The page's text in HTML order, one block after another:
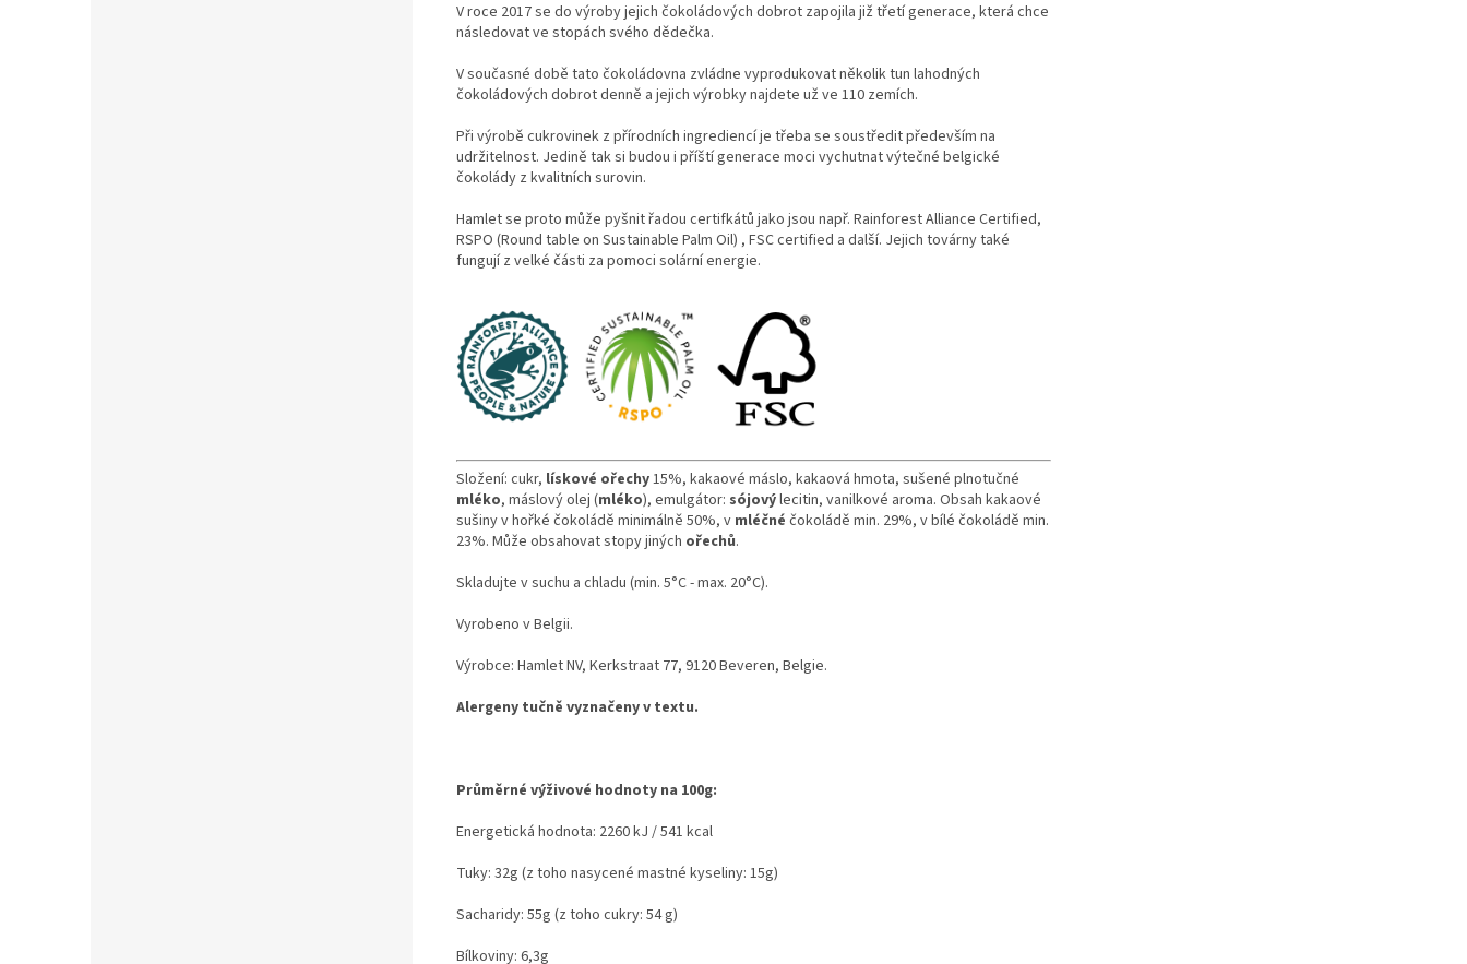
V roce 2017 se do výroby jejich čokoládových dobrot zapojila již třetí generace, která chce
následovat ve stopách svého dědečka.
V současné době tato čokoládovna zvládne vyprodukovat několik tun lahodných
čokoládových dobrot denně a jejich výrobky najdete už ve 110 zemích.
Při výrobě cukrovinek z přírodních ingrediencí je třeba se soustředit především na
udržitelnost. Jedině tak si budou i příští generace moci vychutnat výtečné belgické
čokolády z kvalitních surovin.
Hamlet se proto může pyšnit řadou certifkátů jako jsou např. Rainforest Alliance Certified,
RSPO (Round table on Sustainable Palm Oil) , FSC certified a další. Jejich továrny také
fungují z velké části za pomoci solární energie.
Složení: cukr, lískové ořechy15%, kakaové máslo, kakaová hmota, sušené plnotučné
mléko, máslový olej (mléko), emulgátor: sójovýlecitin, vanilkové aroma. Obsah kakaové
sušiny v hořké čokoládě minimálně 50%, v mléčné čokoládě min. 29%, v bílé čokoládě min.
23%. Může obsahovat stopy jiných ořechů.
Skladujte v suchu a chladu (min. 5°C - max. 20°C).
Vyrobeno v Belgii.
Výrobce: Hamlet NV, Kerkstraat 77, 9120 Beveren, Belgie.
Alergeny tučně vyznačeny v textu.
Průměrné výživové hodnoty na 100g:
Energetická hodnota: 2260 kJ / 541 kcal
Tuky: 32g (z toho nasycené mastné kyseliny: 15g)
Sacharidy: 55g (z toho cukry: 54 g)
Bílkoviny: 6,3g